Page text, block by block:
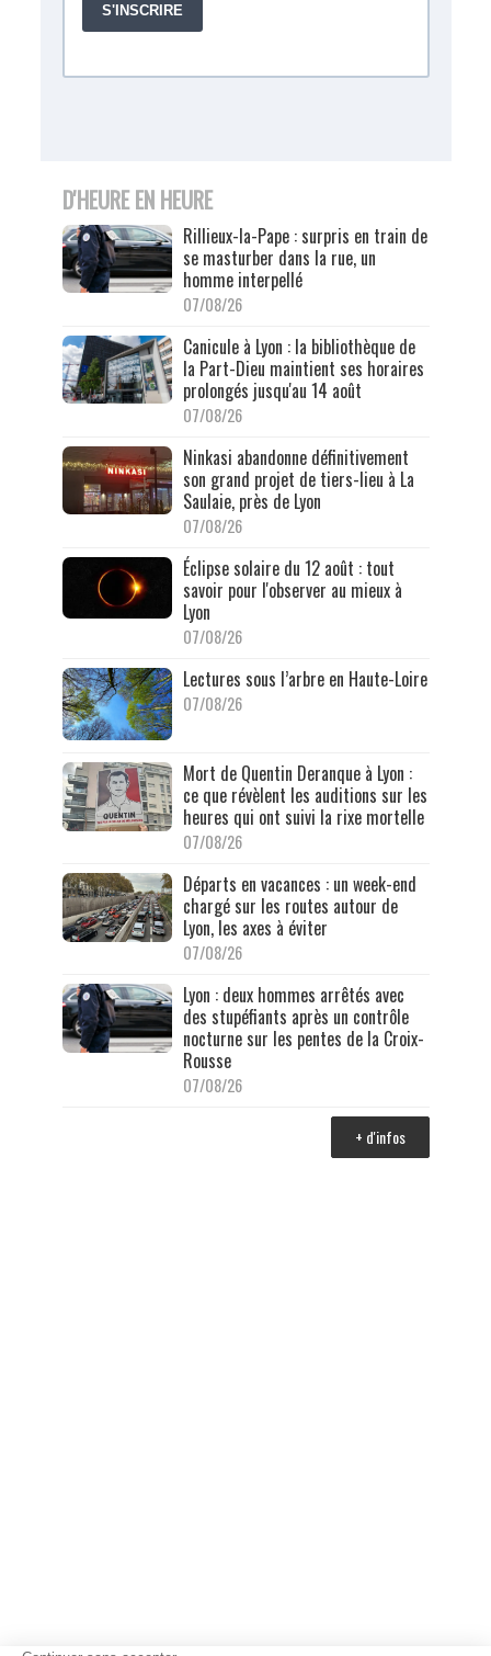
D'HEURE EN HEURE
Rillieux-la-Pape : surpris en train de
se masturber dans la rue, un
homme interpellé
07/08/26
Canicule à Lyon : la bibliothèque de
la Part-Dieu maintient ses horaires
prolongés jusqu'au 14 août
07/08/26
Ninkasi abandonne définitivement
son grand projet de tiers-lieu à La
Saulaie, près de Lyon
07/08/26
Éclipse solaire du 12 août : tout
savoir pour l'observer au mieux à
Lyon
07/08/26
Lectures sous l’arbre en Haute-Loire
07/08/26
Mort de Quentin Deranque à Lyon :
ce que révèlent les auditions sur les
heures qui ont suivi la rixe mortelle
07/08/26
Départs en vacances : un week-end
chargé sur les routes autour de
Lyon, les axes à éviter
07/08/26
Lyon : deux hommes arrêtés avec
des stupéfiants après un contrôle
nocturne sur les pentes de la Croix-
Rousse
07/08/26
+ d'infos